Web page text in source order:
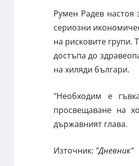
Румен Радев настоя
сериозни
на рисковите групи.
достъпа до
на хиляди българи.
"Необходим е
просвещаване на
държавният глава.
Източник: "Дневник"